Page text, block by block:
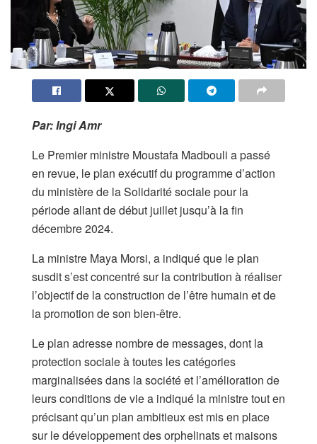
Par: Ingi Amr
Le Premier ministre Moustafa Madbouli a passé
en revue, le plan exécutif du programme d’action
du ministère de la Solidarité sociale pour la
période allant de début juillet jusqu’à la fin
décembre 2024.
La ministre Maya Morsi, a indiqué que le plan
susdit s’est concentré sur la contribution à réaliser
l’objectif de la construction de l’être humain et de
la promotion de son bien-être.
Le plan adresse nombre de messages, dont la
protection sociale à toutes les catégories
marginalisées dans la société et l’amélioration de
leurs conditions de vie a indiqué la ministre tout en
précisant qu’un plan ambitieux est mis en place
sur le développement des orphelinats et maisons